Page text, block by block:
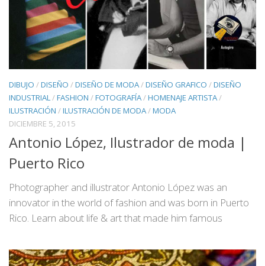
DIBUJO /DISEÑO /DISEÑO DE MODA/DISEÑO GRAFICO /DISEÑO
INDUSTRIAL/FASHION /FOTOGRAFÍA/HOMENAJE ARTISTA/
ILUSTRACIÓN /ILUSTRACIÓN DE MODA/MODA
DICIEMBRE 5, 2015
Antonio López, Ilustrador de moda |
Puerto Rico
Photographer and illustrator Antonio López was an
innovator in the world of fashion and was born in Puerto
Rico. Learn about life & art that made him famous